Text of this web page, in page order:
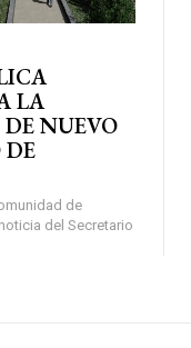
LA
NUEVO
DE
de
del Secretario